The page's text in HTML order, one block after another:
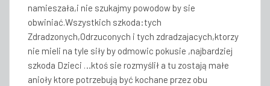
namieszała,i nie szukajmy powodow by sie
obwiniać.Wszystkich szkoda:tych
Zdradzonych,Odrzuconych i tych zdradzajacych,ktorzy
nie mieli na tyle siły by odmowic pokusie ,najbardziej
szkoda Dzieci …ktoś sie rozmyślił a tu zostają małe
anioły ktore potrzebują być kochane przez obu